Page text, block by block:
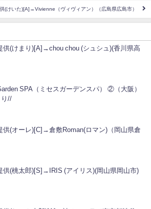
(けいた)[A]→Vivienne（ヴィヴィアン）（広島県広島市）
供(けまり)[A]→chou chou (シュシュ)(香川県高
SPA（ミセスガーデンスパ） ②（大阪）
り//
供(オーレ)[C]→倉敷Roman(ロマン)（岡山県倉
供(桃太郎)[S]→IRIS (アイリス)(岡山県岡山市)